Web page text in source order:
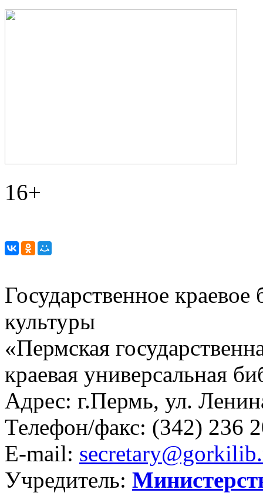
16+
Государственное
культуры
«Пермская
краевая универсальная
Адрес: г.Пермь, ул.
Телефон/факс: (342) 236
E-mail:
Учредитель: